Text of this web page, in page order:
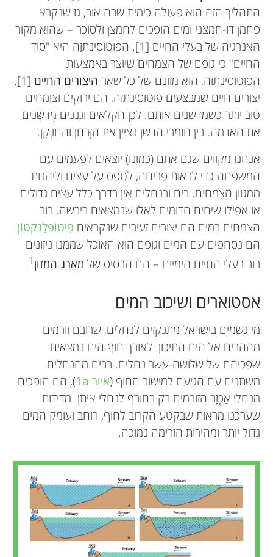
התהליך הזה הוא פעולה כימית שבה אור, גז שנקרא
פחמן דו-חמצני ומים הופכים לחמצן ולסוכר – שהוא מקור
האנרגיה של בעלי החיים [1]. הפוטוסינתזַה היא "סוד
החיים" כי גופם של הצמחים שיוצר באמצעות
הפוטוסינתזה, הוא מזונם של כל שאר היצורים החיים [
1
].
יצורים חיים שמבצעים פוטוסינתזה, הם ירוקים וצומחים
טוב יותר כשמדשנים אותם. לכן חקלאים וגננים מְדַשְּׁנִים
את האדמה. בין חומרי הדשן נציין את הזָּרְחָן והחַנְקָן.
אנחנו מקווים שגם אתם (כמונו) יוצאים לפעמים עם
המשפחה כדי לראות פריחה, לטפס על עצים וליהנות
ממגוון הצמחים. בים ובנחלים אין בדרך כלל עצים גדולים
או אפילו שיחים הדומים לאלו שנמצאים ביבשה. רוב
הצמחים במים הם יצורים זעירים שנקראים פִיטוֹפּלַנקטוֹן.
הם נסחפים עם המים וגופם הוא האוכל שממנו ניזונים
רוב בעלי החיים הימיים – הם הבסיס של מַאֲרָג המזון1
.
אסטוארים ושיכוב המים
מי גשמים בישראל מתנקזים לנחלים, שרובם זורמים
מההרים אל הים התיכון. לאורך חוף הים נמצאים
שפכיהם של שלושה-עשר נחלים. רבים מהנחלים
משתנים עם הגיעם למישור החוף (איור 1a
), הם הופכים
מנחלי אַכְזָב הזורמים רק בחורף לנחלי איתן. מדידות
שערכנו מראות שבקטע הקרוב לחוף, רוחב ועומק המים
גדול יותר ומהירות הזרימה נמוכה.